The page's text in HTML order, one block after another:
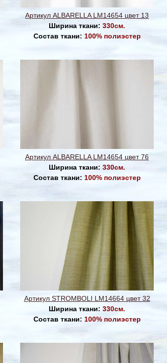
Артикул ALBARELLA LM14654 цвет 13
Ширина ткани: 330см.
Состав ткани: 100% полиэстер
Артикул ALBARELLA LM14654 цвет 76
Ширина ткани: 330см.
Состав ткани: 100% полиэстер
Артикул STROMBOLI LM14664 цвет 32
Ширина ткани: 330см.
Состав ткани: 100% полиэстер